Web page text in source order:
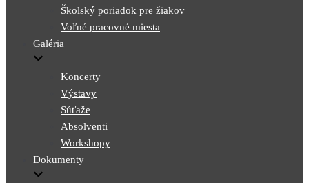
Školský poriadok pre žiakov
Voľné pracovné miesta
Galéria
Koncerty
Výstavy
Súťaže
Absolventi
Workshopy
Dokumenty